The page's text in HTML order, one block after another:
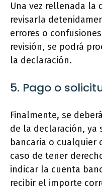
Una vez rellenada la
revisarla
errores o
revisión, se podrá
la declaración.
5. Pago o
Finalmente, se
de la declaración, ya
bancaria o cualquier
caso de tener
indicar la cuenta
recibir el importe